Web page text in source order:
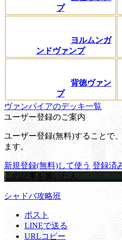
プ
ヨルムンガ
ンドヴァンプ
背徳ヴァン
プ
ヴァンパイアのデッキ一覧
ユーザー登録のご案内
ユーザー登録(無料)することで
ます。
新規登録(無料)して使う 登録済
この記事を書いた人
シャドバ攻略班
ポスト
LINEで送る
URLコピー